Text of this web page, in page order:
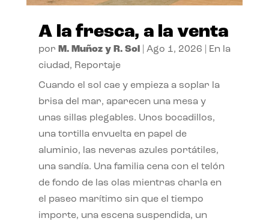
A la fresca, a la venta
por M. Muñoz y R. Sol Ago 1, 2026
En la
ciudad, Reportaje
Cuando el sol cae y empieza a soplar la
brisa del mar, aparecen una mesa y
unas sillas plegables. Unos bocadillos,
una tortilla envuelta en papel de
aluminio, las neveras azules portátiles,
una sandía. Una familia cena con el telón
de fondo de las olas mientras charla en
el paseo marítimo sin que el tiempo
importe, una escena suspendida, un